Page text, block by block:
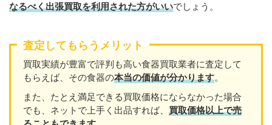
なるべく出張買取を利用された方がいいでしょう。
査定してもらうメリット
買取実績が豊富で評判も高い食器買取業者に査定して
もらえば、その食器の本当の価値が分かります。
また、たとえ満足できる買取価格にならなかった場合
でも、ネットで上手く出品すれば、 買取価格以上で売